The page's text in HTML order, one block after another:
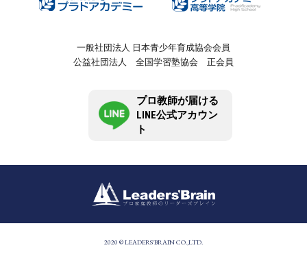
一般社団法人 日本青少年育成協会会員
公益社団法人 全国学習塾協会 正会員
プロ教師が届ける
LINE公式アカウン
ト
2020 © LEADERS'BRAIN CO.,LTD.